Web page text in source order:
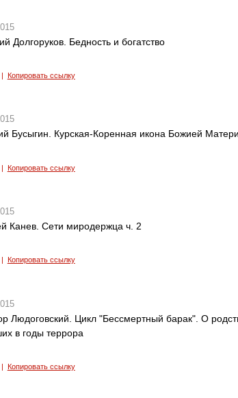
Долгоруков. Бедность и богатство
Копировать ссылку
Бусыгин. Курская-Коренная икона Божией Матери
Копировать ссылку
Канев. Сети миродержца ч. 2
Копировать ссылку
Людоговский. Цикл "Бессмертный барак". О
в годы террора
Копировать ссылку